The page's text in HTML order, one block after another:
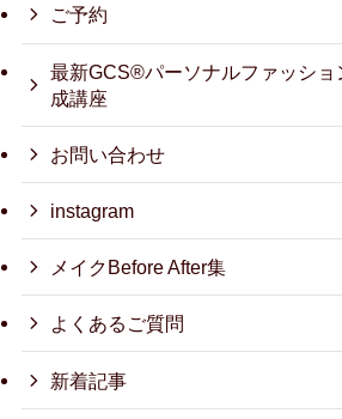
ご予約
最新GCS®パーソナルファッショ
成講座
お問い合わせ
instagram
メイクBefore After集
よくあるご質問
新着記事